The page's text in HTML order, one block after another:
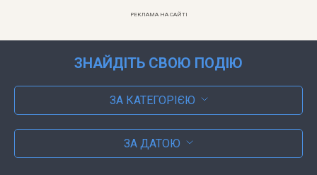
РЕКЛАМА НА САЙТІ
ЗНАЙДІТЬ СВОЮ ПОДІЮ
ЗА КАТЕГОРІЄЮ
ЗА ДАТОЮ